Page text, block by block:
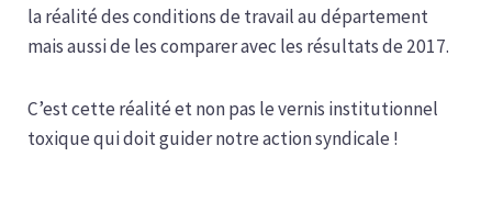
la réalité des conditions de travail au département
mais aussi de lescomparer avec les résultats de 2017.
C’est cette réalité et non pas le vernis institutionnel
toxique qui doit guider notre action syndicale !